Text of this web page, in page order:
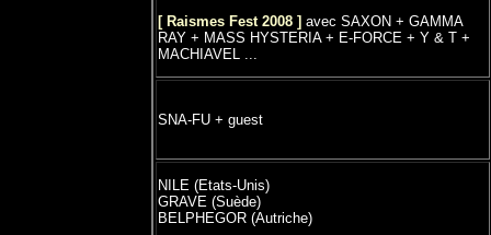
[ Raismes Fest 2008 ] avec SAXON + GAMMA
RAY + MASS HYSTERIA + E-FORCE + Y & T +
MACHIAVEL ...
SNA-FU + guest
NILE (Etats-Unis)
GRAVE (Suède)
BELPHEGOR (Autriche)